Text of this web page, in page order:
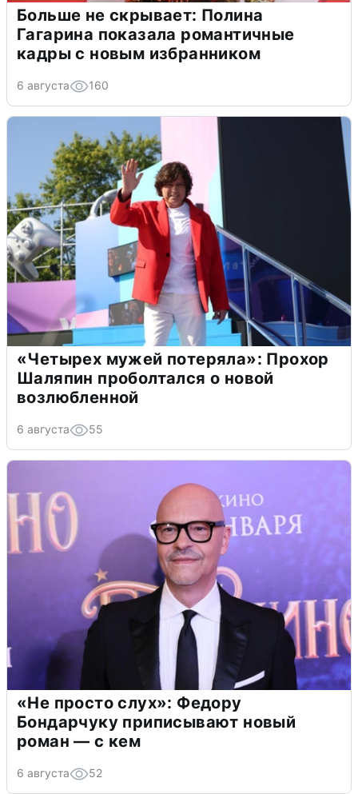
Больше не скрывает: Полина
Гагарина показала романтичные
кадры с новым избранником
6 августа 160
«Четырех мужей потеряла»: Прохор
Шаляпин проболтался о новой
возлюбленной
6 августа 55
«Не просто слух»: Федору
Бондарчуку приписывают новый
роман — с кем
6 августа 52